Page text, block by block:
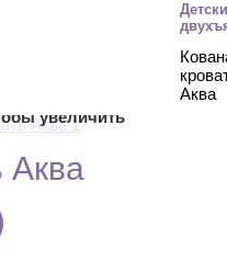
Аква
увеличить
Аква